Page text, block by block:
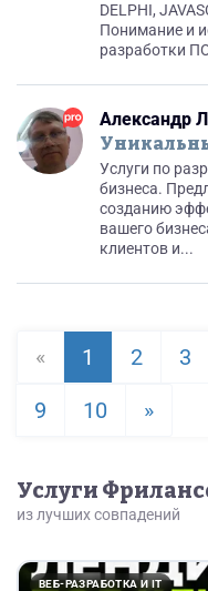
DELPHI,
Понимание и
разработки
Александр
Услуги по
бизнеса.
созданию
вашего
клиентов и...
« 1 2 3
9
10 »
Услуги
из лучших совпадений
ВЕБ-РАЗРАБОТКА И IT